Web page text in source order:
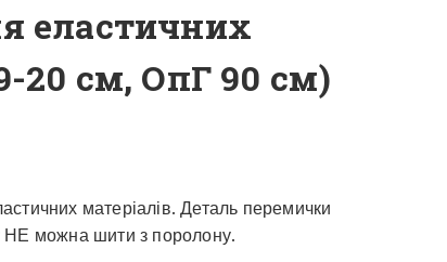
еластичних
20 см, ОпГ 90 см)
матеріалів. Деталь перемички
НЕ можна шити з поролону.